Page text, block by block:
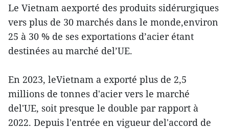
Le Vietnam aexporté des produits sidérurgiques
vers plus de 30 marchés dans le monde,environ
25 à 30 % de ses exportations d’acier étant
destinées au marché del’UE.
En 2023, leVietnam a exporté plus de 2,5
millions de tonnes d'acier vers le marché
del'UE, soit presque le double par rapport à
2022. Depuis l'entrée en vigueur del'accord de